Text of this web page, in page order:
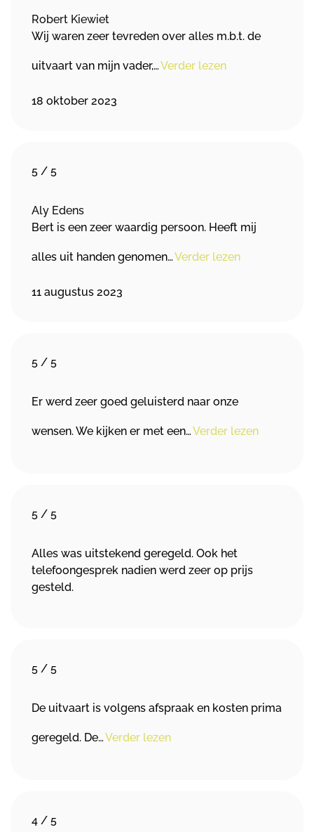
Robert Kiewiet
Wij waren zeer tevreden over alles m.b.t. de
uitvaart van mijn vader,…Verder lezen
18 oktober 2023
5 / 5
Aly Edens
Bert is een zeer waardig persoon. Heeft mij
alles uit handen genomen…Verder lezen
11 augustus 2023
5 / 5
Er werd zeer goed geluisterd naar onze
wensen. We kijken er met een…Verder lezen
5 / 5
Alles was uitstekend geregeld. Ook het
telefoongesprek nadien werd zeer op prijs
gesteld.
5 / 5
De uitvaart is volgens afspraak en kosten prima
geregeld. De…Verder lezen
4 / 5